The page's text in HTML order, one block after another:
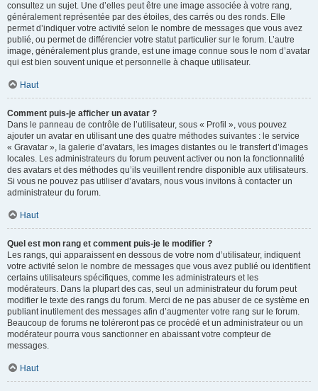
consultez un sujet. Une d’elles peut être une image associée à votre rang,
généralement représentée par des étoiles, des carrés ou des ronds. Elle
permet d’indiquer votre activité selon le nombre de messages que vous avez
publié, ou permet de différencier votre statut particulier sur le forum. L’autre
image, généralement plus grande, est une image connue sous le nom d’avatar
qui est bien souvent unique et personnelle à chaque utilisateur.
Haut
Comment puis-je afficher un avatar ?
Dans le panneau de contrôle de l’utilisateur, sous « Profil », vous pouvez
ajouter un avatar en utilisant une des quatre méthodes suivantes : le service
« Gravatar », la galerie d’avatars, les images distantes ou le transfert d’images
locales. Les administrateurs du forum peuvent activer ou non la fonctionnalité
des avatars et des méthodes qu’ils veuillent rendre disponible aux utilisateurs.
Si vous ne pouvez pas utiliser d’avatars, nous vous invitons à contacter un
administrateur du forum.
Haut
Quel est mon rang et comment puis-je le modifier ?
Les rangs, qui apparaissent en dessous de votre nom d’utilisateur, indiquent
votre activité selon le nombre de messages que vous avez publié ou identifient
certains utilisateurs spécifiques, comme les administrateurs et les
modérateurs. Dans la plupart des cas, seul un administrateur du forum peut
modifier le texte des rangs du forum. Merci de ne pas abuser de ce système en
publiant inutilement des messages afin d’augmenter votre rang sur le forum.
Beaucoup de forums ne toléreront pas ce procédé et un administrateur ou un
modérateur pourra vous sanctionner en abaissant votre compteur de
messages.
Haut